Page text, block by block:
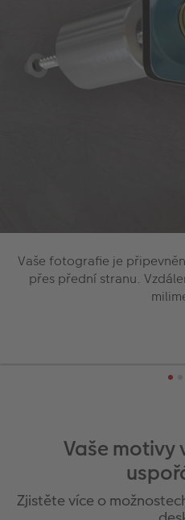
Vaše fotografie je
přes přední stranu.
Vaše motivy
Zjistěte více o